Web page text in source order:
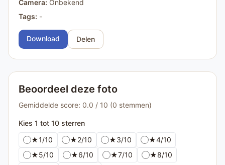
Camera: Onbekend
Tags: -
Download Delen
Beoordeel deze foto
Gemiddelde score: 0.0 / 10 (0 stemmen)
Kies 1 tot 10 sterren
★1/10 ★2/10 ★3/10 ★4/10
★5/10 ★6/10 ★7/10 ★8/10